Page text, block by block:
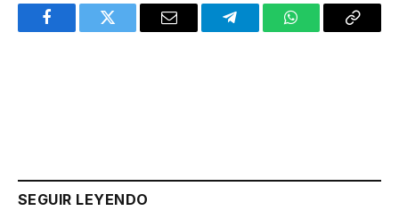
FacebookTwitter Email TelegramWhatsAppCopy
SEGUIR LEYENDO